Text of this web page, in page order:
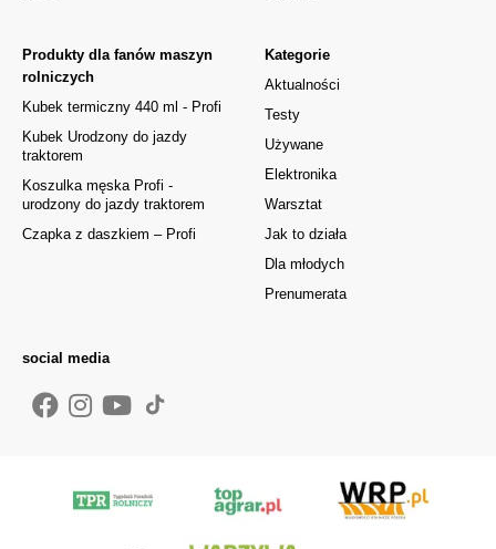
Kategorie
Aktualności
Testy
Używane
Elektronika
Warsztat
Jak to działa
Dla młodych
Prenumerata
Produkty dla fanów maszyn
rolniczych
Kubek termiczny 440 ml - Profi
Kubek Urodzony do jazdy
traktorem
Koszulka męska Profi -
urodzony do jazdy traktorem
Czapka z daszkiem – Profi
social media